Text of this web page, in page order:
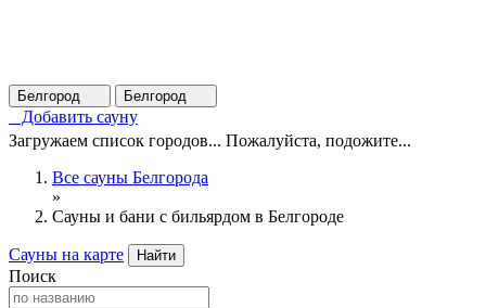
Белгород Белгород
Добавить сауну
Загружаем список городов... Пожалуйста, подожите...
Все сауны Белгорода
»
Сауны и бани с бильярдом в Белгороде
Сауны на карте Найти
Поиск